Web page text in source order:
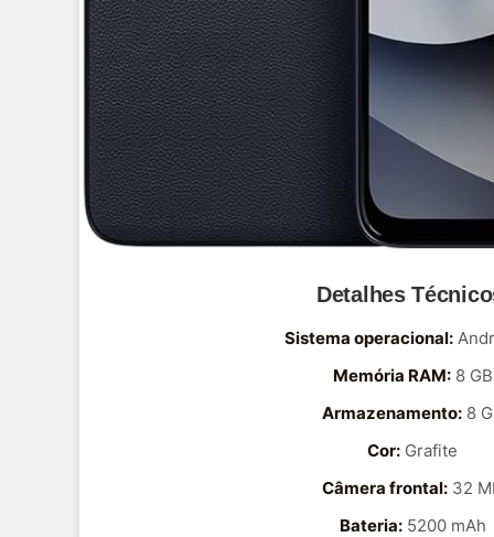
Detalhes
Sistema operacional:
Memória RAM:8 GB
Armazenamento:8
Cor: Grafite
Câmera frontal: 32
Bateria:5200 mAh